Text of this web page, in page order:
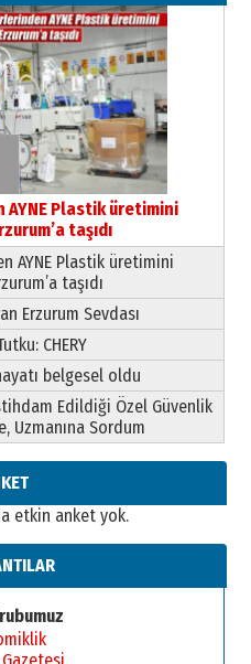
ERKON’da
bir
kimin
BİR ÖMÜR
bir Alperen…
yürüdü.!
Terzioğlu!
Erzurum’a
Plastik üretimini
taşıdı
AYNE Plastik üretimini
taşıdı
Erzurum Sevdası
CHERY
belgesel oldu
Edildiği Özel Güvenlik
Uzmanına Sordum
etkin anket yok.